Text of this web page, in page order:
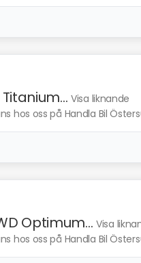
Visa liknande
hos oss på Handla Bil
Optimum... Visa
hos oss på Handla Bil